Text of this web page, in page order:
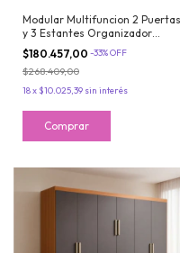
Modular Multifuncion 2 Puertas
y 3 Estantes Organizador
Grafito Teca Maximo Fortaleza
$180.457,00 -33%OFF
$268.409,00
18x $10.025,39 sin interés